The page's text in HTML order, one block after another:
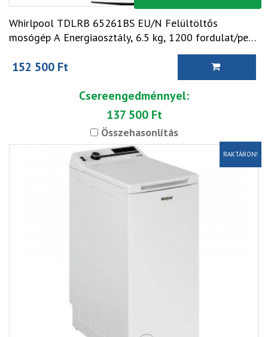
Whirlpool TDLRB 65261BS EU/N Felültöltős
mosógép A Energiaosztály, 6.5 kg, 1200 fordulat/perc,
Centrifugálási zajszint: 78 dB, Inverter motorral
152 500 Ft
Csereengedménnyel:
137 500 Ft
Összehasonlítás
RAKTÁRON!